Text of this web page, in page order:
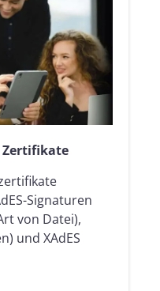
Signaturen
von Datei),
und XAdES